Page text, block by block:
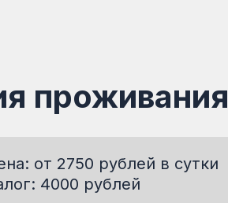
проживания
от 2750 рублей в сутки
4000 рублей